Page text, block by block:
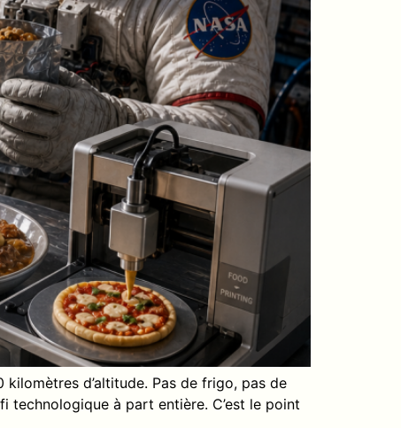
kilomètres d’altitude. Pas de frigo, pas de
à part entière. C’est le point